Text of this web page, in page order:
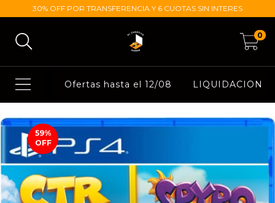
30% OFF POR TRANSFERENCIA Y 6 CUOTAS SIN INTERES
0
Ofertas hasta el 12/08 LIQUIDACION
59%
OFF